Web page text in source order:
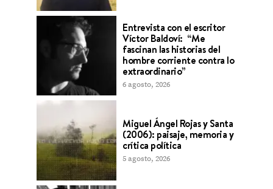
Entrevista con el escritor
Víctor Baldoví: “Me
fascinan las historias del
hombre corriente contra lo
extraordinario”
6 agosto, 2026
Miguel Ángel Rojas y Santa
(2006): paisaje, memoria y
crítica política
5 agosto, 2026